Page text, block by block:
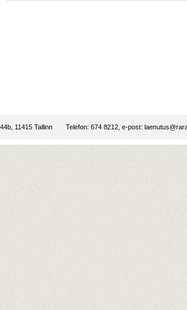
11415 Tallinn Telefon: 674 8212, e-post: